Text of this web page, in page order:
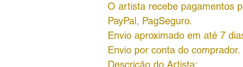
O artista recebe pagamentos
PayPal, PagSeguro.
Envio aproximado em até 7
Envio por conta do comprador.
Descrição do Artista: